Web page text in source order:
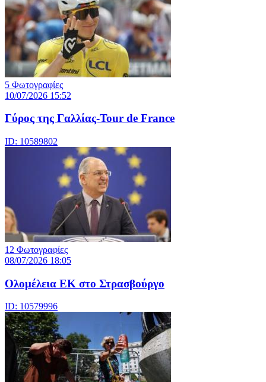
5 Φωτογραφίες
10/07/2026 15:52
Γύρος της Γαλλίας-Tour de France
ID: 10589802
12 Φωτογραφίες
08/07/2026 18:05
Ολομέλεια ΕΚ στο Στρασβούργο
ID: 10579996